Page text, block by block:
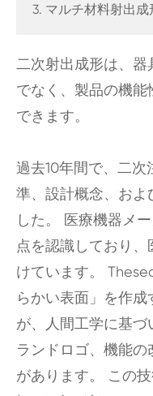
3. マルチ材料射出
二次射出成形は、
でなく、製品の機能
できます。
過去10年間で、二
準、設計概念、およ
した。 医療機器メ
点を認識しており
けています。
らかい表面」を作
が、人間工学に基
ランドロゴ、機能
があります。 この